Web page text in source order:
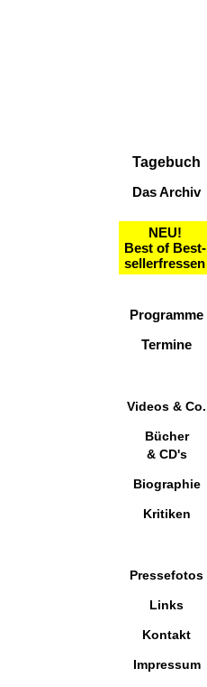
Tagebuch
Das Archiv
NEU!
Best of Best-
sellerfressen
Programme
Termine
Videos & Co.
Bücher
& CD's
Biographie
Kritiken
Pressefotos
Links
Kontakt
Impressum